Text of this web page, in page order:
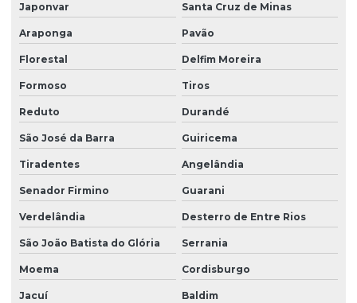
Japonvar Santa Cruz de Minas
Araponga Pavão
Florestal Delfim Moreira
Formoso Tiros
Reduto Durandé
São José da Barra Guiricema
Tiradentes Angelândia
Senador Firmino Guarani
Verdelândia Desterro de Entre Rios
São João Batista do Glória Serrania
Moema Cordisburgo
Jacuí Baldim